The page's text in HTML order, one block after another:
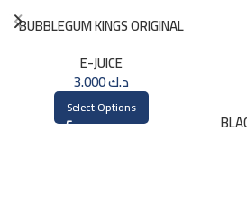
BUBBLEGUM KINGS ORIGINAL
E-JUICE
د.ك3.000
Select Options